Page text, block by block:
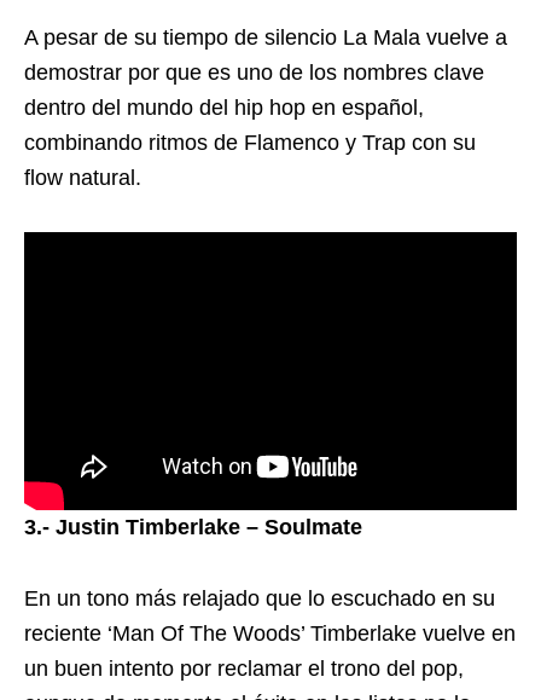
A pesar de su tiempo de silencio La Mala vuelve a
demostrar por que es uno de los nombres clave
dentro del mundo del hip hop en español,
combinando ritmos de Flamenco y Trap con su
flow natural.
3.- Justin Timberlake – Soulmate
En un tono más relajado que lo escuchado en su
reciente ‘Man Of The Woods’ Timberlake vuelve en
un buen intento por reclamar el trono del pop,